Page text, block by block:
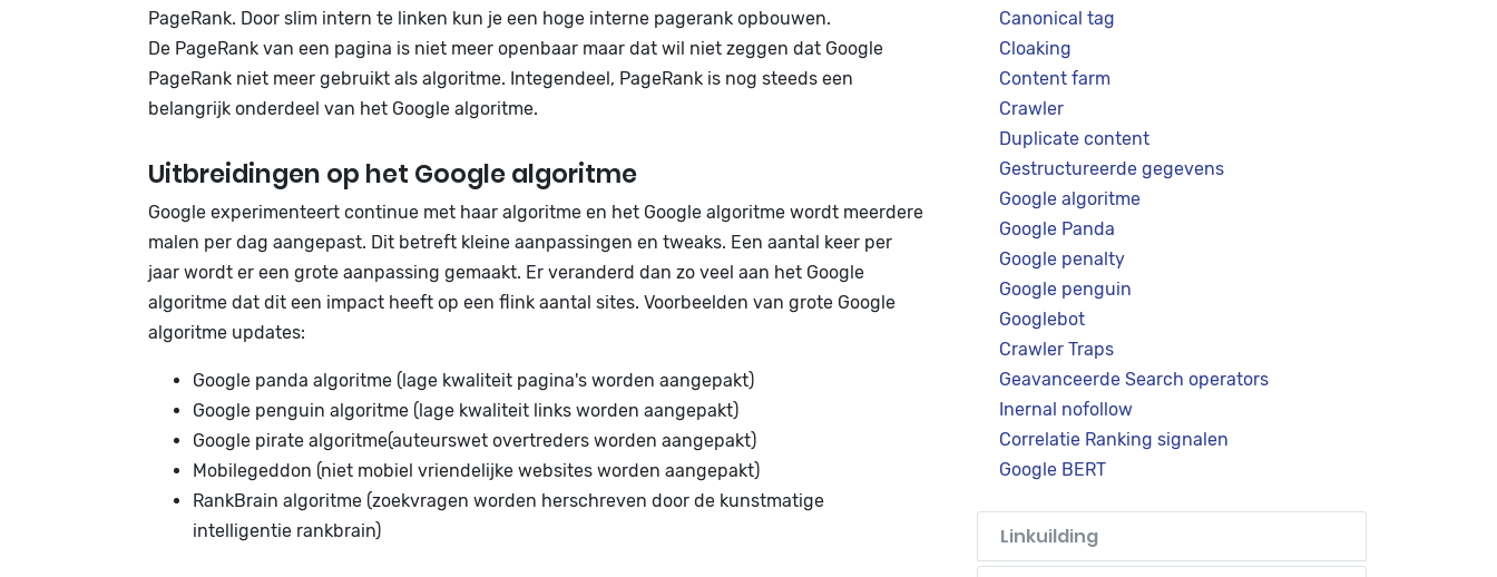
PageRank. Door slim intern te linken kun je een hoge interne pagerank opbouwen.
De PageRank van een pagina is niet meer openbaar maar dat wil niet zeggen dat Google
PageRank niet meer gebruikt als algoritme. Integendeel, PageRank is nog steeds een
belangrijk onderdeel van het Google algoritme.
Uitbreidingen op het Google algoritme
Google experimenteert continue met haar algoritme en het Google algoritme wordt meerdere
malen per dag aangepast. Dit betreft kleine aanpassingen en tweaks. Een aantal keer per
jaar wordt er een grote aanpassing gemaakt. Er veranderd dan zo veel aan het Google
algoritme dat dit een impact heeft op een flink aantal sites. Voorbeelden van grote Google
algoritme updates:
Google panda algoritme (lage kwaliteit pagina's worden aangepakt)
Google penguin algoritme (lage kwaliteit links worden aangepakt)
Google pirate algoritme(auteurswet overtreders worden aangepakt)
Mobilegeddon (niet mobiel vriendelijke websites worden aangepakt)
RankBrain algoritme (zoekvragen worden herschreven door de kunstmatige
intelligentie rankbrain)
Canonical tag
Cloaking
Content farm
Crawler
Duplicate content
Gestructureerde gegevens
Google algoritme
Google Panda
Google penalty
Google penguin
Googlebot
Crawler Traps
Geavanceerde Search operators
Inernal nofollow
Correlatie Ranking signalen
Google BERT
Linkuilding